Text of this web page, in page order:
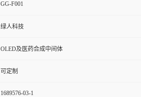
GG-F001
绿人科技
OLED及医药合成中间体
可定制
1689576-03-1